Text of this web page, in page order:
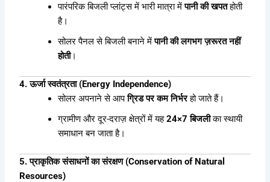
पारंपरिक बिजली प्लांट्स में भारी मात्रा मेंपानी की खपतहोती
है।
सोलर पैनल से बिजली बनाने मेंपानी की लगभग ज़रूरत नहीं
होती।
4. ऊर्जा स्वतंत्रता (Energy Independence)
सोलर अपनाने से आपग्रिड पर कम निर्भरहो जाते हैं।
ग्रामीण और दूर-दराज़ क्षेत्रों में यह24×7 बिजलीका स्थायी
समाधान बन जाता है।
5. प्राकृतिक संसाधनों का संरक्षण (Conservation of Natural
Resources)